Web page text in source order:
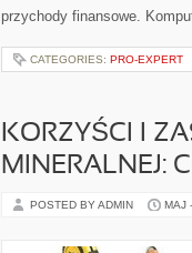
przychody finansowe.
CATEGORIES: PRO-EXPERT
KORZYŚCI I
MINERALNEJ:
POSTED BY ADMIN MAJ